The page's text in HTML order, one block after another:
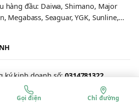
hàng đầu: Daiwa, Shimano, Major
Megabass, Seaguar, YGK, Sunline,...
ký kinh doanh số:0314781322
2011